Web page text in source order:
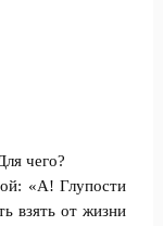
чего?
«А! Глупости
взять от жизни